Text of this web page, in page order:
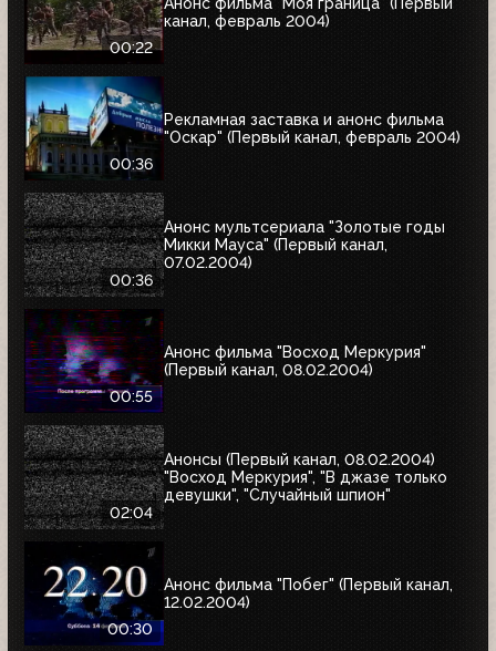
00:22
канал, февраль 2004)
00:36
Рекламная заставка и анонс фильма
"Оскар" (Первый канал, февраль 2004)
00:36
Анонс мультсериала "Золотые годы
Микки Мауса" (Первый канал,
07.02.2004)
00:55
Анонс фильма "Восход Меркурия"
(Первый канал, 08.02.2004)
02:04
Анонсы (Первый канал, 08.02.2004)
"Восход Меркурия", "В джазе только
девушки", "Случайный шпион"
00:30
Анонс фильма "Побег" (Первый канал,
12.02.2004)